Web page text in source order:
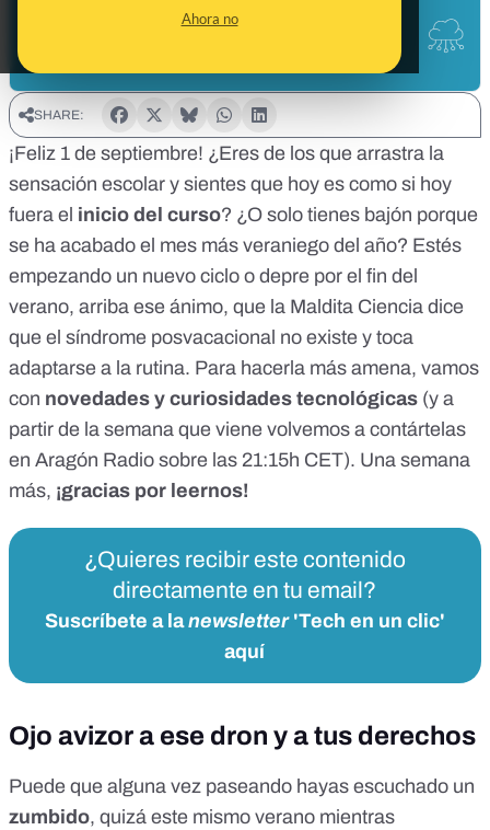
Ahora no
SHARE:
¡Feliz 1 de septiembre! ¿Eres de los que arrastra la
sensación escolar y sientes que hoy es como si hoy
fuera el inicio del curso? ¿O solo tienes bajón porque
se ha acabado el mes más veraniego del año? Estés
empezando un nuevo ciclo o depre por el fin del
verano, arriba ese ánimo, que la Maldita Ciencia dice
que el síndrome posvacacional no existe y toca
adaptarse a la rutina. Para hacerla más amena, vamos
con novedades y curiosidades tecnológicas (y a
partir de la semana que viene volvemos a contártelas
en Aragón Radio sobre las 21:15h CET). Una semana
más, ¡gracias por leernos!
¿Quieres recibir este contenido
directamente en tu email?
Suscríbete a lanewsletter'Tech en un clic'
aquí
Ojo avizor a ese dron y a tus derechos
Puede que alguna vez paseando hayas escuchado un
zumbido, quizá este mismo verano mientras